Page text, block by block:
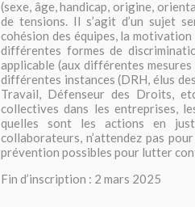
(sexe, âge, handicap, origine,
de tensions. Il s’agit d’un sujet
cohésion des équipes, la
différentes formes de
applicable (aux différentes
différentes instances (DRH, élus
Travail, Défenseur des Droits,
collectives dans les entreprises,
quelles sont les actions en
collaborateurs, n’attendez pas
prévention possibles pour lutter
Fin d’inscription : 2 mars 2025